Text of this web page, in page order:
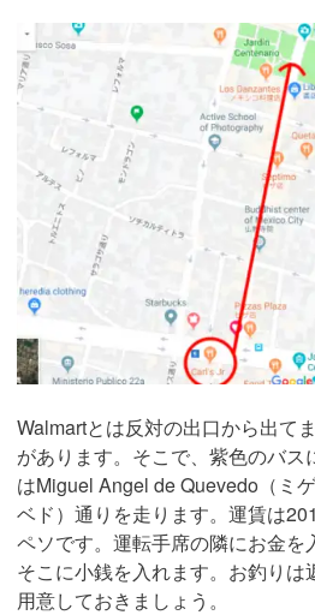
Walmartとは反対の出口から出て
があります。そこで、紫色のバス
はMiguel Angel de Quevedo（ミ
ベド）通りを走ります。運賃は
ペソです。運転手席の隣にお金を
そこに小銭を入れます。お釣りは
用意しておきましょう。